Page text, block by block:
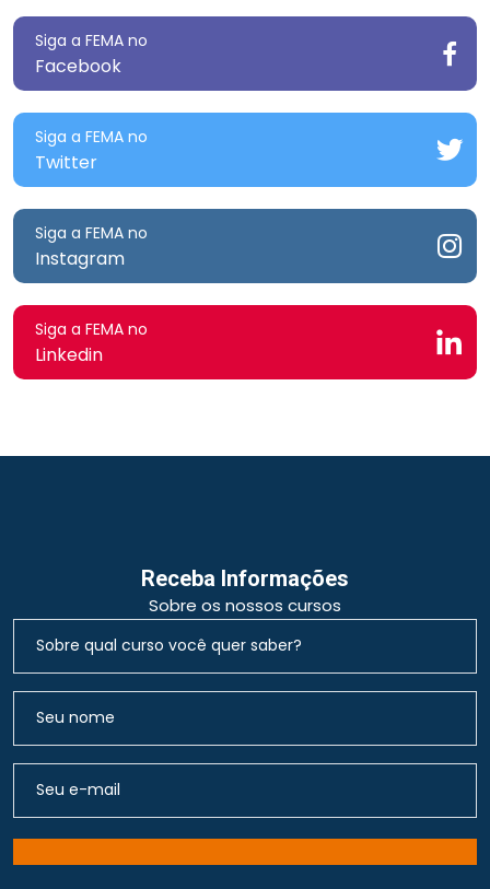
Siga a FEMA no
Facebook
Siga a FEMA no
Twitter
Siga a FEMA no
Instagram
Siga a FEMA no
Linkedin
Receba Informações
Sobre os nossos cursos